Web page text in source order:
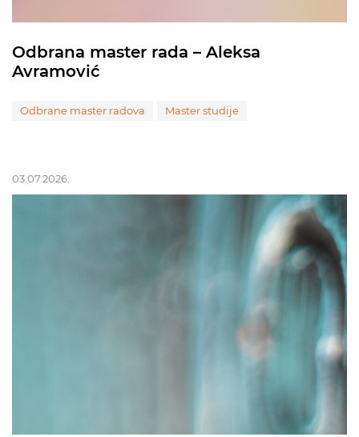
Odbrana master rada – Aleksa
Avramović
Odbrane master radova Master studije
03.07.2026.